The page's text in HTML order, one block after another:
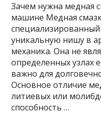
Зачем нужна медная
машине Медная
уникальную нишу в
механика. Она не
определенных узлах
важно для
Основное отличие
литиевых или
способность …